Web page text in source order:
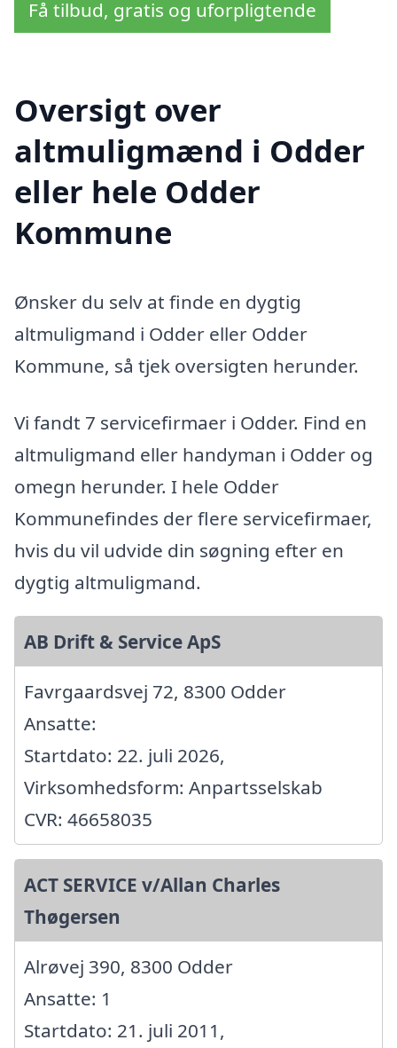
Få tilbud, gratis og uforpligtende
Oversigt over
altmuligmænd i Odder
eller hele Odder
Kommune
Ønsker du selv at finde en dygtig
altmuligmand i Odder eller Odder
Kommune, så tjek oversigten herunder.
Vi fandt 7 servicefirmaer i Odder. Find en
altmuligmand eller handyman i Odder og
omegn herunder. I hele Odder
Kommunefindes der flere servicefirmaer,
hvis du vil udvide din søgning efter en
dygtig altmuligmand.
AB Drift & Service ApS
Favrgaardsvej 72, 8300 Odder
Ansatte:
Startdato: 22. juli 2026,
Virksomhedsform: Anpartsselskab
CVR: 46658035
ACT SERVICE v/Allan Charles
Thøgersen
Alrøvej 390, 8300 Odder
Ansatte: 1
Startdato: 21. juli 2011,